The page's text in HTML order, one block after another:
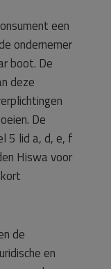
een
ondernemer
boot. De
deze
De
5 lid a, d, e, f
Hiswa voor
de
en